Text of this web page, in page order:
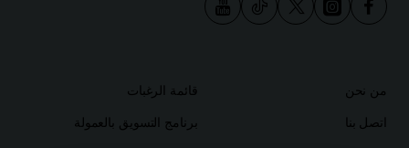
من نحن
اتصل بنا
قائمة الرغبات
برنامج التسويق بالعمولة